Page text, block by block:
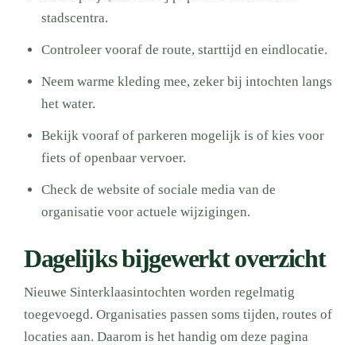
stadscentra.
Controleer vooraf de route, starttijd en eindlocatie.
Neem warme kleding mee, zeker bij intochten langs
het water.
Bekijk vooraf of parkeren mogelijk is of kies voor
fiets of openbaar vervoer.
Check de website of sociale media van de
organisatie voor actuele wijzigingen.
Dagelijks bijgewerkt overzicht
Nieuwe Sinterklaasintochten worden regelmatig
toegevoegd. Organisaties passen soms tijden, routes of
locaties aan. Daarom is het handig om deze pagina